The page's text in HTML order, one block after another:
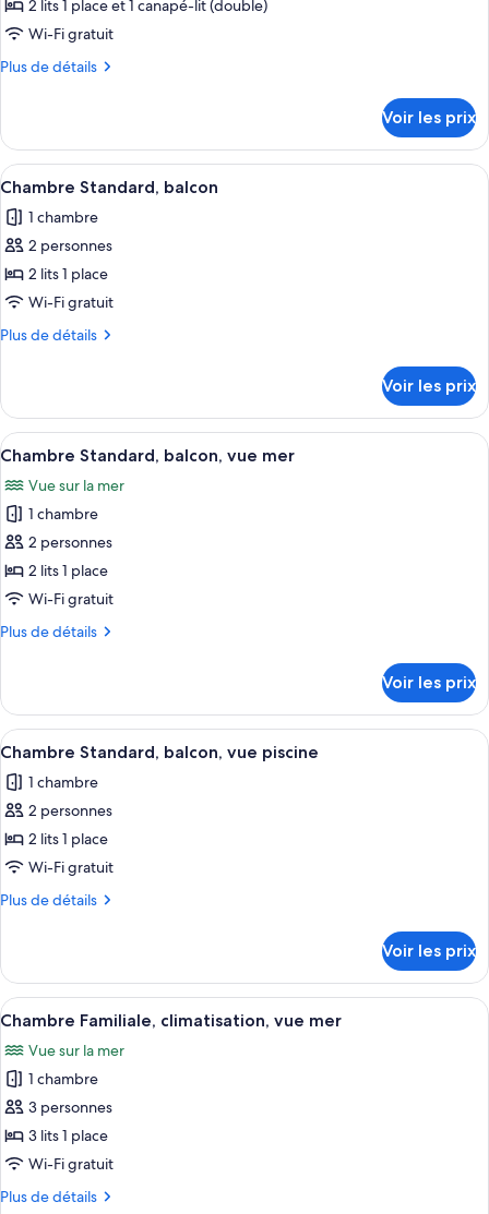
vue
jardin
pour
ce
type
Suite
Junior,
climatisation,
vue
piscine
2 lits 1 place et 1 canapé-lit (double)
Wi-Fi gratuit
Plus de détails
Plus
le
type
de
Suite
Junior,
vue
piscine
Voir les prix
Afficher
toutes
les
photos
pour
ce
type
Chambre
Standard,
balcon
Une chambre d’hôtel avec un grand
8
Chambre Standard, balcon
1 chambre
2 personnes
2 lits 1 place
Wi-Fi gratuit
Plus de détails
Plus
le
type
de
Chambre
Standard,
balcon
Voir les prix
Afficher
toutes
les
photos
pour
ce
type
chambre :
balcon,
vue
mer
Un balcon avec vue sur l’océan, une
8
Chambre Standard, balcon, vue mer
Vue sur la mer
1 chambre
2 personnes
2 lits 1 place
Wi-Fi gratuit
Plus de détails
Plus
le
type
de
Chambre
Standard,
vue
mer
Voir les prix
Afficher
toutes
les
photos
pour
ce
type
Chambre
Standard,
balcon,
vue
piscine
Une chambre à coucher avec un
9
Chambre Standard, balcon, vue piscine
1 chambre
2 personnes
2 lits 1 place
Wi-Fi gratuit
Plus de détails
Plus
le
type
de
Chambre
Standard,
balcon,
vue
piscine
Voir les prix
Afficher
toutes
les
photos
pour
ce
type
Une chambre d’hôtel avec deux
10
Chambre Familiale, climatisation, vue mer
Vue sur la mer
1 chambre
3 personnes
3 lits 1 place
Wi-Fi gratuit
Plus de détails
Plus